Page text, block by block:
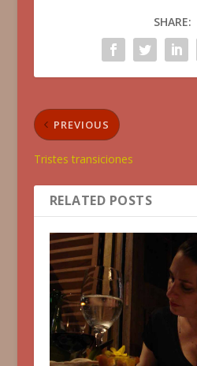
SHARE:
PREVIOUS
Tristes transiciones
RELATED POSTS